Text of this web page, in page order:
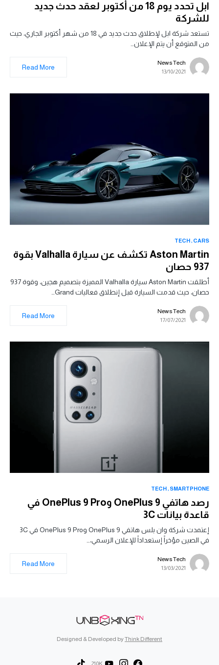
ابل تحدد يوم 18 من أكتوبر لعقد حدث جديد
للشركة
تستعد شركة ابل لإطلاق حدث جديد في 18 من شهر أكتوبر الجاري، حيث
من المتوقع أن يتم الإعلان…
News Tech
13/10/2021
Read More
CARS
TECH
Aston Martin تكشف عن سيارة Valhalla بقوة
937 حصان
أطلقت Aston Martin سيارة Valhalla المميزة بتصميم هجين، وقوة 937
حصان، حيث قدمت السيارة قبل إنطلاق فعاليات Grand…
News Tech
17/07/2021
Read More
SMARTPHONE
TECH
رصد هاتفي OnePlus 9 وOnePlus 9 Pro في
قاعدة بيانات 3C
إعتمدت شركة وان بلس هاتفي OnePlus 9 وOnePlus 9 Pro في 3C
في الصين مؤخراً إستعداداً للإعلان الرسمي،…
News Tech
13/03/2021
Read More
Designed & Developed byThink Different